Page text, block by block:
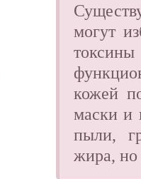
могут
кожей
маски и
пыли,
жира, но